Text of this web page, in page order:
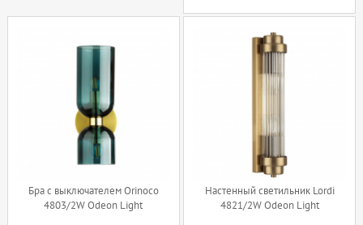
Бра c выключателем Orinoco
4803/2W Odeon Light
Настенный светильник Lordi
4821/2W Odeon Light